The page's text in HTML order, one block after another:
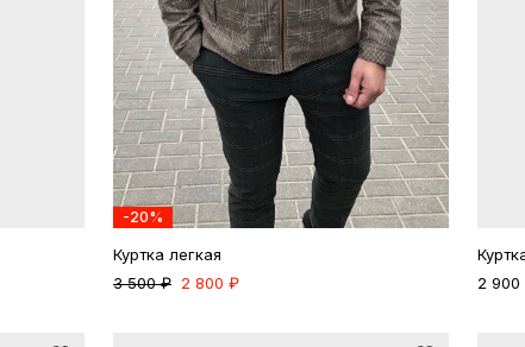
-20%
Куртка легкая
3 500 ₽ 2 800 ₽
2 900